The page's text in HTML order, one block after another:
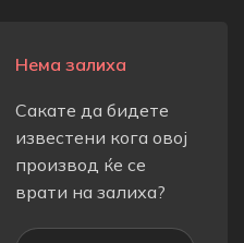
Нема залиха
Сакате да бидете
известени кога овој
производ ќе се
врати на залиха?